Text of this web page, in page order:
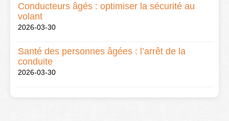
Conducteurs âgés : optimiser la sécurité au
volant
2026-03-30
Santé des personnes âgées : l’arrêt de la
conduite
2026-03-30